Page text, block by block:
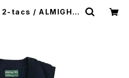
2-tacs / ALMIGHT